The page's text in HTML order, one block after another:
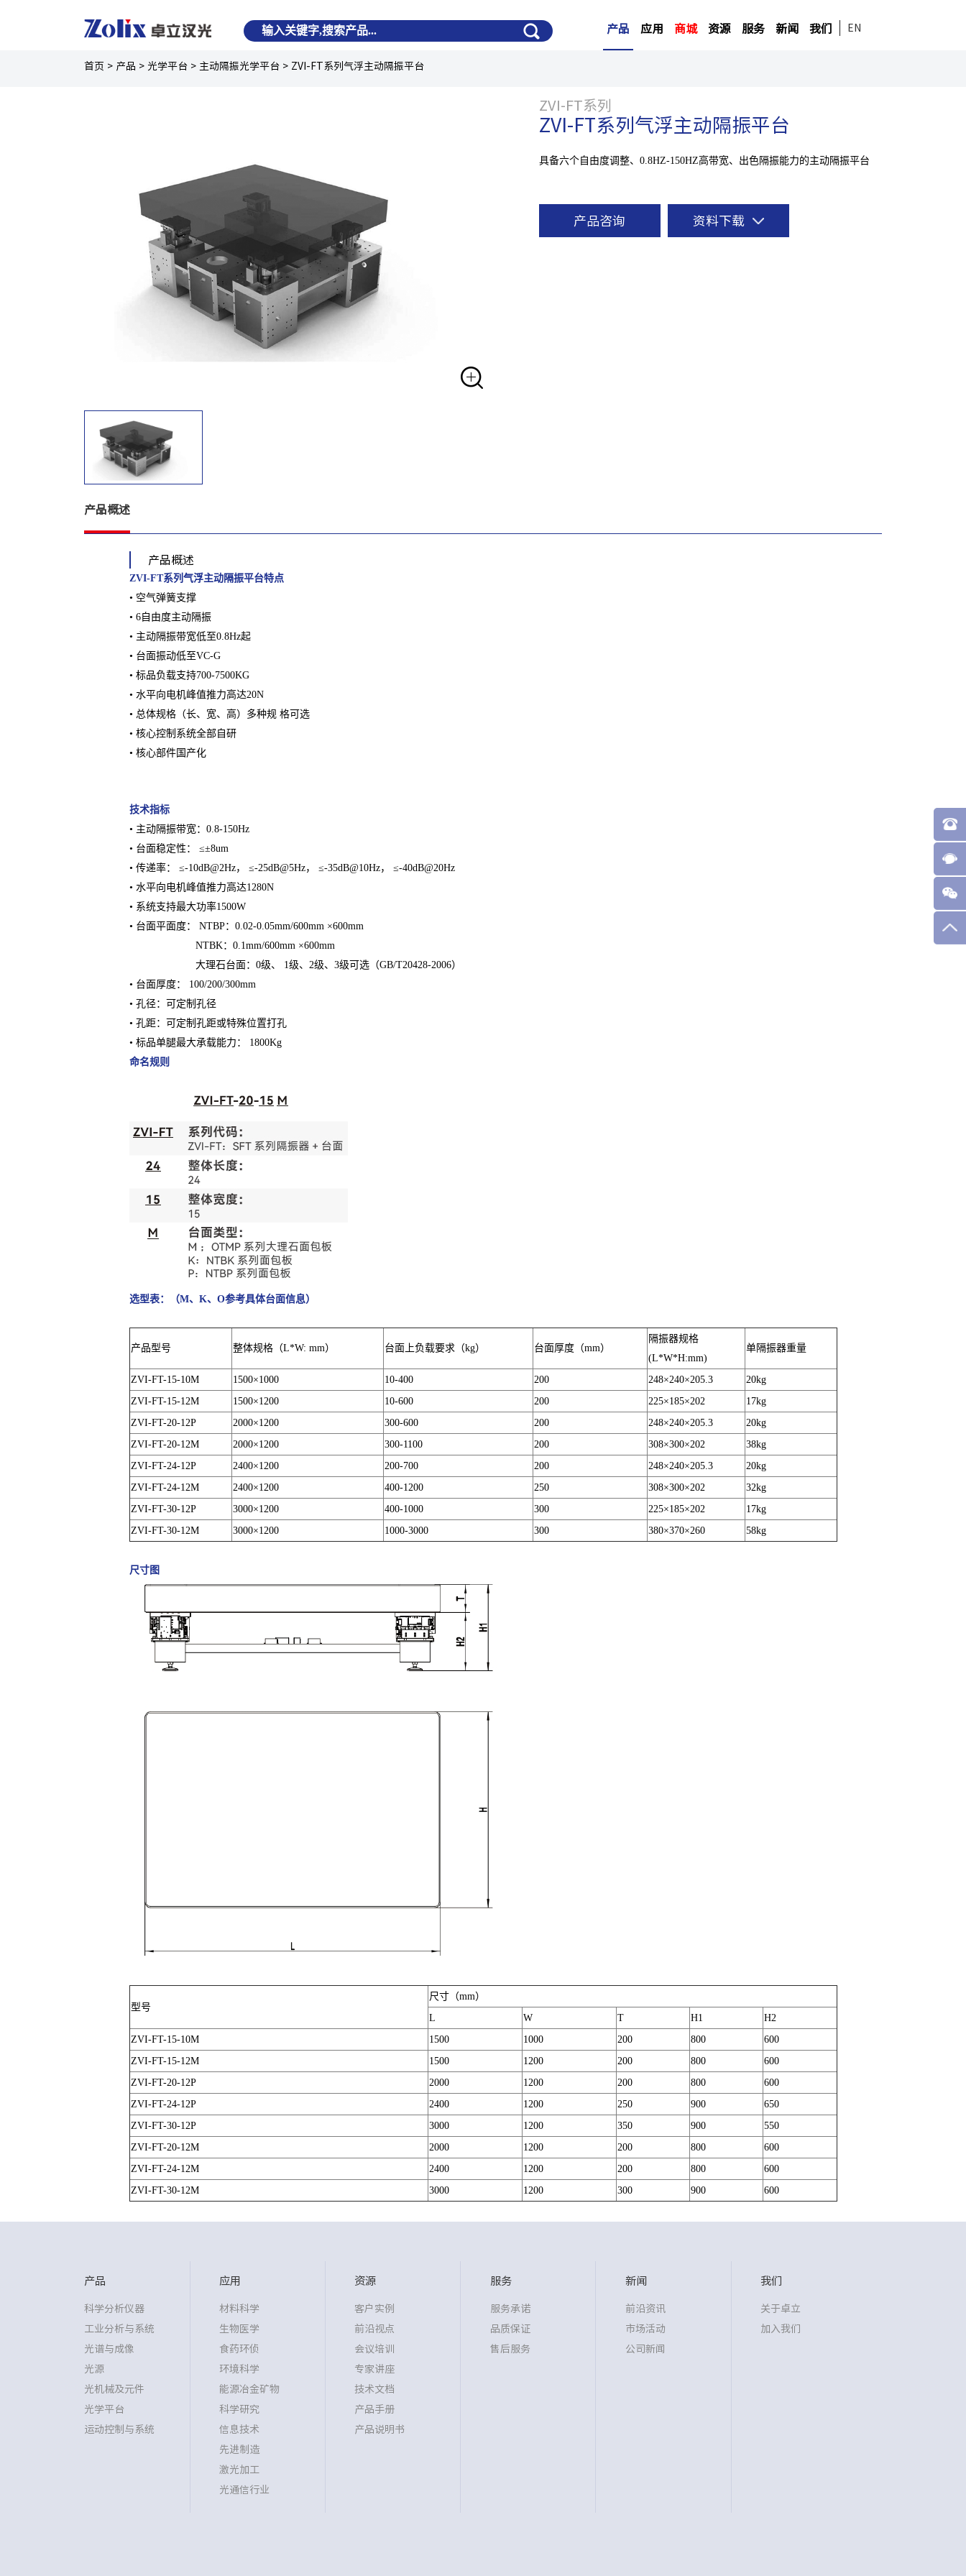
产品 应用 商城 资源 服务 新闻 我们 EN
首页 > 产品 > 光学平台 > 主动隔振光学平台 > ZVI-FT系列气浮主动隔振平台
ZVI-FT系列
ZVI-FT系列气浮主动隔振平台
具备六个自由度调整、0.8HZ-150HZ高带宽、出色隔振能力的主动隔振平台
产品咨询 资料下载
产品概述
产品概述
ZVI-FT系列气浮主动隔振平台特点
• 空气弹簧支撑
• 6自由度主动隔振
• 主动隔振带宽低至0.8Hz起
• 台面振动低至VC-G
• 标品负载支持700-7500KG
• 水平向电机峰值推力高达20N
• 总体规格（长、宽、高）多种规 格可选
• 核心控制系统全部自研
• 核心部件国产化
技术指标
• 主动隔振带宽：0.8-150Hz
• 台面稳定性： ≤±8um
• 传递率： ≤-10dB@2Hz， ≤-25dB@5Hz， ≤-35dB@10Hz， ≤-40dB@20Hz
• 水平向电机峰值推力高达1280N
• 系统支持最大功率1500W
• 台面平面度： NTBP：0.02-0.05mm/600mm ×600mm
NTBK：0.1mm/600mm ×600mm
大理石台面：0级、 1级、2级、3级可选（GB/T20428-2006）
• 台面厚度： 100/200/300mm
• 孔径：可定制孔径
• 孔距：可定制孔距或特殊位置打孔
• 标品单腿最大承载能力： 1800Kg
命名规则
选型表：（M、K、O参考具体台面信息）
产品型号 整体规格（L*W: mm） 台面上负载要求（kg） 台面厚度（mm）
隔振器规格
(L*W*H:mm)
单隔振器重量
ZVI-FT-15-10M 1500×1000 10-400 200 248×240×205.3
20kg
ZVI-FT-15-12M
1500×1200 10-600 200 225×185×202
17kg
ZVI-FT-20-12P
2000×1200 300-600 200 248×240×205.3
20kg
ZVI-FT-20-12M
2000×1200 300-1100 200 308×300×202
38kg
ZVI-FT-24-12P
2400×1200 200-700 200 248×240×205.3
20kg
ZVI-FT-24-12M
2400×1200 400-1200 250 308×300×202
32kg
ZVI-FT-30-12P
3000×1200 400-1000 300 225×185×202
17kg
ZVI-FT-30-12M
3000×1200 1000-3000 300 380×370×260 58kg
尺寸图
型号
尺寸（mm）
L
W T H1
H2
ZVI-FT-15-10M
1500 1000 200 800
600
ZVI-FT-15-12M
1500 1200 200 800
600
ZVI-FT-20-12P
2000 1200 200 800
600
ZVI-FT-24-12P
2400 1200 250 900
650
ZVI-FT-30-12P
3000 1200 350 900
550
ZVI-FT-20-12M
2000 1200 200 800
600
ZVI-FT-24-12M
2400 1200 200 800
600
ZVI-FT-30-12M
3000 1200 300 900 600
产品
科学分析仪器
工业分析与系统
光谱与成像
光源
光机械及元件
光学平台
运动控制与系统
应用
材料科学
生物医学
食药环侦
环境科学
能源冶金矿物
科学研究
信息技术
先进制造
激光加工
光通信行业
资源
客户实例
前沿视点
会议培训
专家讲座
技术文档
产品手册
产品说明书
服务
服务承诺
品质保证
售后服务
新闻
前沿资讯
市场活动
公司新闻
我们
关于卓立
加入我们